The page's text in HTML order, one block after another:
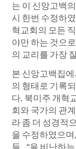
는 이 신앙고백
시 한번 수정하
혁교회의 모든
야만 하는 것으
의 교리를 가장
본 신앙고백집에
의 형태로 기록
다. 북미주 개혁
회와 국가의 관
라 좀 더 성경적
을 수정하였으